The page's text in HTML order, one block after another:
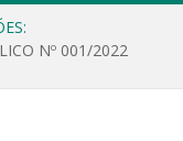
Nº 001/2022